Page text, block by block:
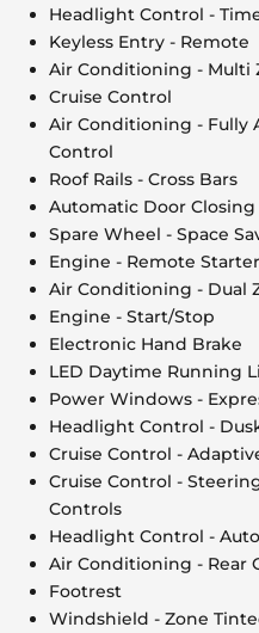
Headlight Control -
Keyless Entry - Remote
Air Conditioning - Multi
Cruise Control
Air Conditioning - Fully
Control
Roof Rails - Cross Bars
Automatic Door
Spare Wheel - Space
Engine - Remote Starter
Air Conditioning - Dual
Engine - Start/Stop
Electronic Hand Brake
LED Daytime Running
Power Windows -
Headlight Control -
Cruise Control -
Cruise Control -
Controls
Headlight Control -
Air Conditioning - Rear
Footrest
Windshield - Zone